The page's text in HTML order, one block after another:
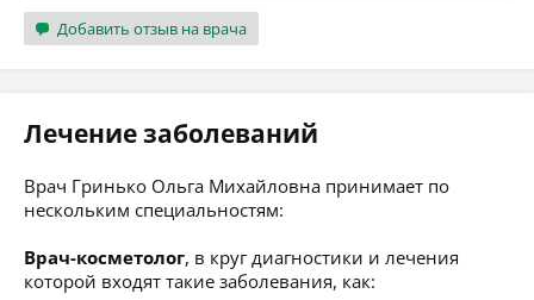
Добавить отзыв на врача
Лечение заболеваний
Врач Гринько Ольга Михайловна принимает по
нескольким специальностям:
Врач-косметолог, в круг диагностики и лечения
которой входят такие заболевания, как: